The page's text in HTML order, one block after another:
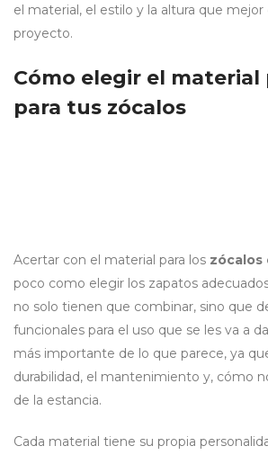
el material, el estilo y la altura que
proyecto.
Cómo elegir el
para tus zócalos
Acertar con el material para los zócalos
poco como elegir los zapatos
no solo tienen que combinar, sino que
funcionales para el uso que se les va a
más importante de lo que parece, ya
durabilidad, el mantenimiento y, cómo
de la estancia.
Cada material tiene su propia